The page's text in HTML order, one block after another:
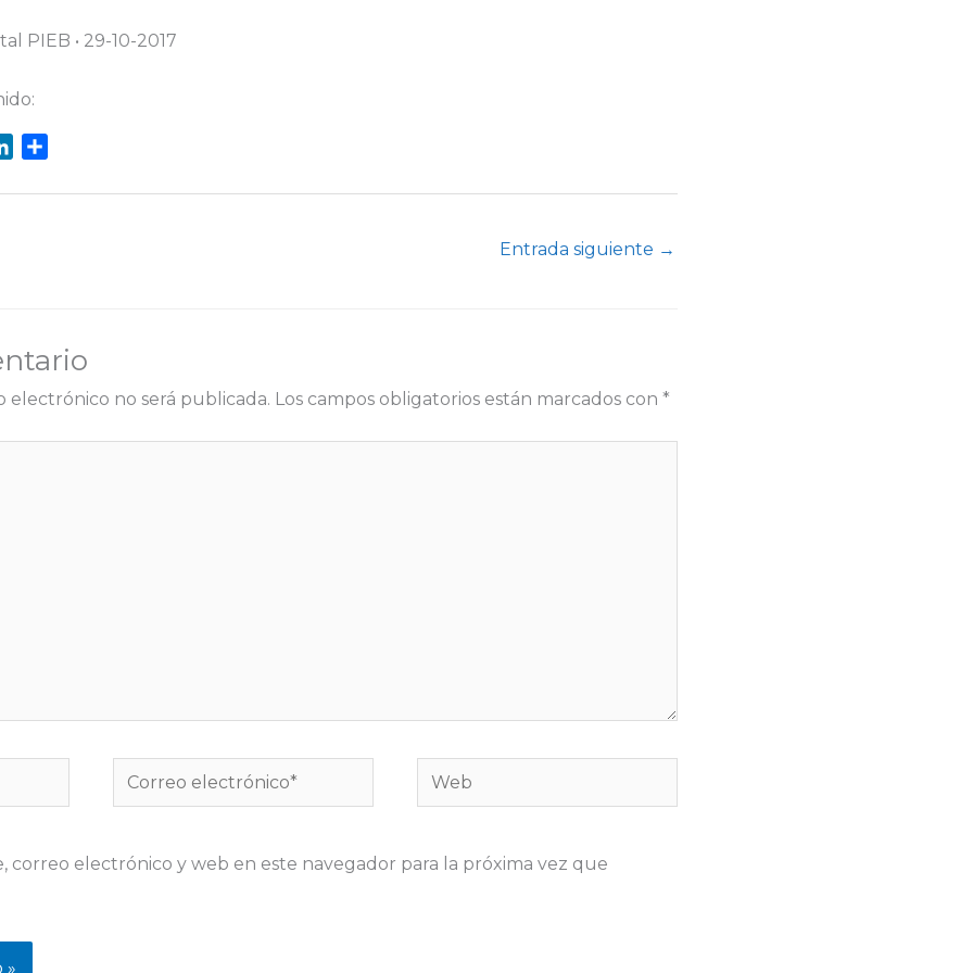
PIEB • 29-10-2017
n
m
r
Entrada siguiente →
electrónico no será publicada. Los campos obligatorios están marcados con *
Correo
electrónico*
Web
correo electrónico y web en este navegador para la próxima vez que